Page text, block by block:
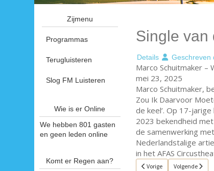
Zijmenu
Programmas
Terugluisteren
Slog FM Luisteren
Wie is er Online
We hebben 801 gasten
en geen leden online
Komt er Regen aan?
Single van
Details Geschreven
Marco Schuitmaker –
mei 23, 2025
Marco Schuitmaker,
Zou Ik Daarvoor
de keel’. Op 17-
2023 bekendheid
de samenwerking
Nederlandstalige
in het AFAS
Vorig artikel: Single van de
Vorige Volgende
Volgende